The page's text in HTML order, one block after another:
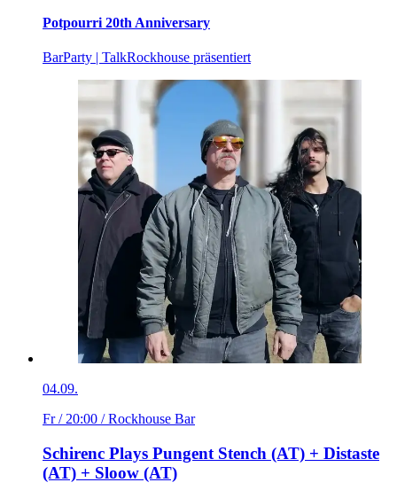
Potpourri 20th Anniversary
BarParty | TalkRockhouse präsentiert
04.09.
Fr / 20:00 / Rockhouse Bar
Schirenc Plays Pungent Stench (AT) + Distaste
(AT) + Sloow (AT)